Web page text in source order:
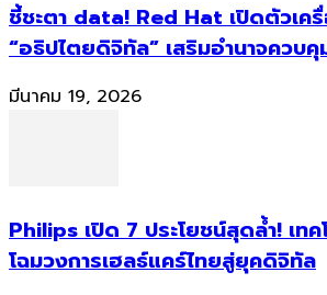
ชี้ชะตา data! Red Hat เปิดตัวเค
“อธิปไตยดิจิทัล” เสริมอำนาจควบคุ
มีนาคม 19, 2026
Philips เปิด 7 ประโยชน์สุดล้ำ! เท
โฉมวงการเฮลธ์แคร์ไทยสู่ยุคดิจิทัล